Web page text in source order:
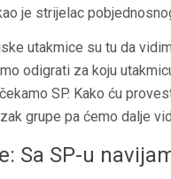
je strijelac
utakmice su tu da
odigrati za koju
SP. Kako ću
grupe pa ćemo dalje
Sa SP-u